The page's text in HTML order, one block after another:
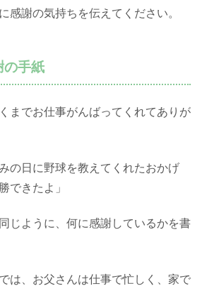
感謝の気持ちを伝えてください。
の手紙
までお仕事がんばってくれてありが
の日に野球を教えてくれたおかげ
できたよ」
じように、何に感謝しているかを書
は、お父さんは仕事で忙しく、家で